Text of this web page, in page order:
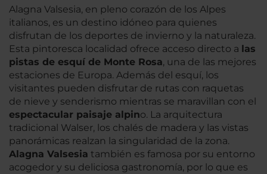
Alagna Valsesia, en pleno corazón de los Alpes
italianos, es un destino idóneo para quienes
disfrutan de los deportes de invierno y la naturaleza.
Esta pintoresca localidad ofrece acceso directo a las
pistas de esquí de Monte Rosa, una de las mejores
estaciones de Europa. Además del esquí, los
visitantes pueden disfrutar de rutas con raquetas
de nieve y senderismo mientras se maravillan con el
espectacular paisaje alpino. La arquitectura
tradicional Walser, los chalés de madera y las vistas
panorámicas realzan la singularidad de la zona.
Alagna Valsesia también es famosa por su entorno
acogedor y su deliciosa gastronomía, por lo que es